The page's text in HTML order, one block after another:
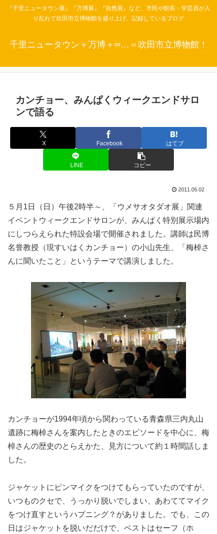
『千里ニュータウン展』『万博展』『自然展』など、市民や館長・学芸員が入
り乱れて吹田市立博物館を盛り上げ、記録しているブログ
千里ニュータウン＋万博＋∞…＝吹田市立博物館！
カンチョー、みんぱくウィークエンドサロ
ンで語る
X Facebook はてブ
LINE コピー
2011.05.02
５月1日（日）午後2時半～、「ウメサオタダオ展」関連
イベントウィークエンドサロンが、みんぱく特別展示場内
にしつらえられた特設会場で開催されました。講師は民博
名誉教授（現すいはくカンチョー）の小山先生、「梅棹さ
んに聞いたこと」というテーマで講演しました。
カンチョーが1994年頃から関わっている青森県三内丸山
遺跡に梅棹さんを案内したときのエピソードを中心に、梅
棹さんの歴史のとらえかた、見方について約１時間話しま
した。
ジャケットにピンマイクをつけてもらっていたのですが、
いつものクセで、うっかり脱いでしまい、あわててマイク
をつけ直すというハプニング？がありました。でも、この
日はジャケットを脱いだだけで、ベストはセーフ（ホ